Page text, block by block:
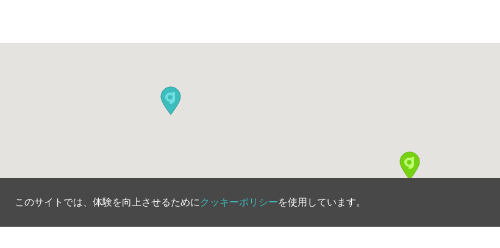
このサイトでは、体験を向上させるためにクッキーポリシーを使用しています。